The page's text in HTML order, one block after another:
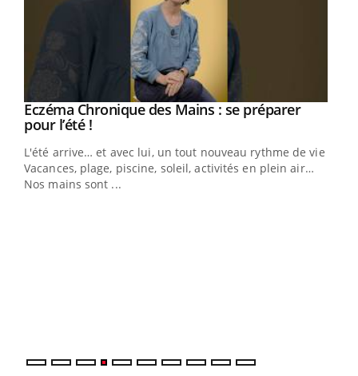
Youtube
Eczéma Chronique des Mains : se préparer
pour l’été !Youtube
L'été arrive… et avec lui, un tout nouveau rythme de vie !
Vacances, plage, piscine, soleil, activités en plein air…
Nos mains sont ...